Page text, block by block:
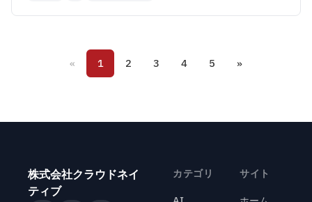
« 1 2 3 4 5 »
株式会社クラウドネイ
ティブ
カテゴリ
サイト